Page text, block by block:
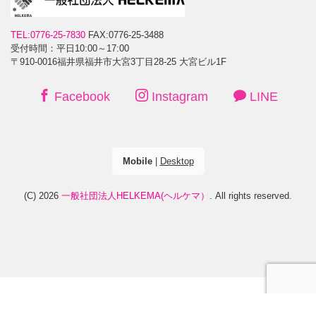
TEL:0776-25-7830 FAX:0776-25-3488
受付時間：平日10:00～17:00
〒910-0016福井県福井市大宮3丁目28-25 大宮ビル1F
Facebook Instagram LINE
Mobile| Desktop
(C) 2026 一般社団法人HELKEMA(ヘルケマ） . All rights reserved.